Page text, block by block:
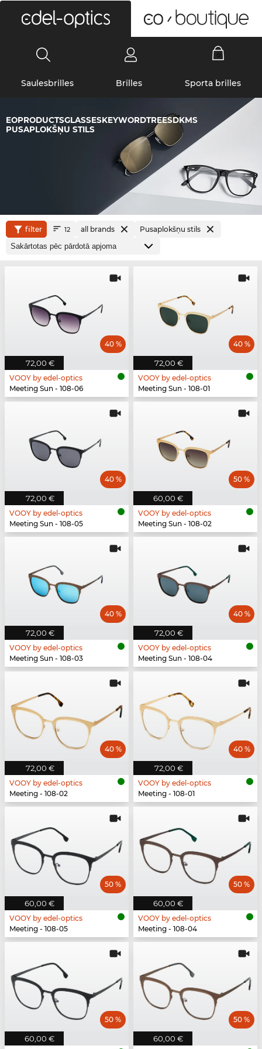
Saulesbrilles Brilles Sporta brilles
EOPRODUCTSGLASSESKEYWORDTREESDKMS
PUSAPLOKŠŅU STILS
filter 12 all brands Pusaplokšņu stils
72,00 €
40 %
VOOY by edel-optics
Meeting Sun - 108-06
72,00 €
40 %
VOOY by edel-optics
Meeting Sun - 108-01
72,00 €
40 %
VOOY by edel-optics
Meeting Sun - 108-05
60,00 €
50 %
VOOY by edel-optics
Meeting Sun - 108-02
72,00 €
40 %
VOOY by edel-optics
Meeting Sun - 108-03
72,00 €
40 %
VOOY by edel-optics
Meeting Sun - 108-04
72,00 €
40 %
VOOY by edel-optics
Meeting - 108-02
72,00 €
40 %
VOOY by edel-optics
Meeting - 108-01
60,00 €
50 %
VOOY by edel-optics
Meeting - 108-05
60,00 €
50 %
VOOY by edel-optics
Meeting - 108-04
60,00 €
50 %
60,00 €
50 %